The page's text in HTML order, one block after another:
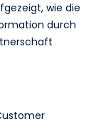
wie die
durch